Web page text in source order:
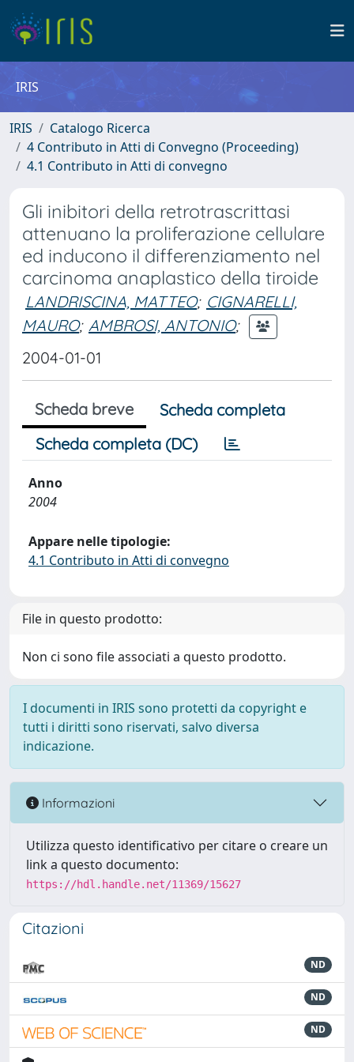
IRIS
IRIS
Catalogo Ricerca
4 Contributo in Atti di Convegno (Proceeding)
4.1 Contributo in Atti di convegno
Gli inibitori della retrotrascrittasi
attenuano la proliferazione cellulare
ed inducono il differenziamento nel
carcinoma anaplastico della tiroide
LANDRISCINA, MATTEO; CIGNARELLI,
MAURO; AMBROSI, ANTONIO;
2004-01-01
Scheda breve
Scheda completa
Scheda completa (DC)
Anno
2004
Appare nelle tipologie:
4.1 Contributo in Atti di convegno
File in questo prodotto:
Non ci sono file associati a questo prodotto.
I documenti in IRIS sono protetti da copyright e
tutti i diritti sono riservati, salvo diversa
indicazione.
Informazioni
Utilizza questo identificativo per citare o creare un
link a questo documento:
https://hdl.handle.net/11369/15627
Citazioni
ND
ND
ND